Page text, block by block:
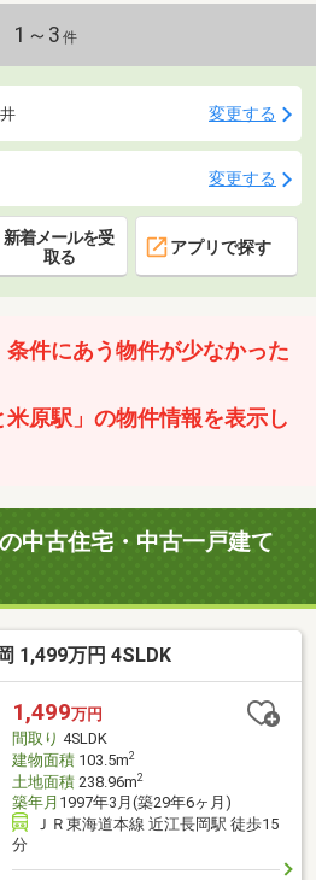
1～3 件
変更する
変更する
新着メールを受
取る
アプリで探す
件にあう物件が少なかった
原駅」の物件情報を表示し
中古住宅・中古一戸建て
1,499万円 4SLDK
1,499万円
間取り 4SLDK
建物面積103.5m2
土地面積238.96m2
築年月 1997年3月(築29年6ヶ月)
ＪＲ東海道本線 近江長岡駅 徒歩15
分